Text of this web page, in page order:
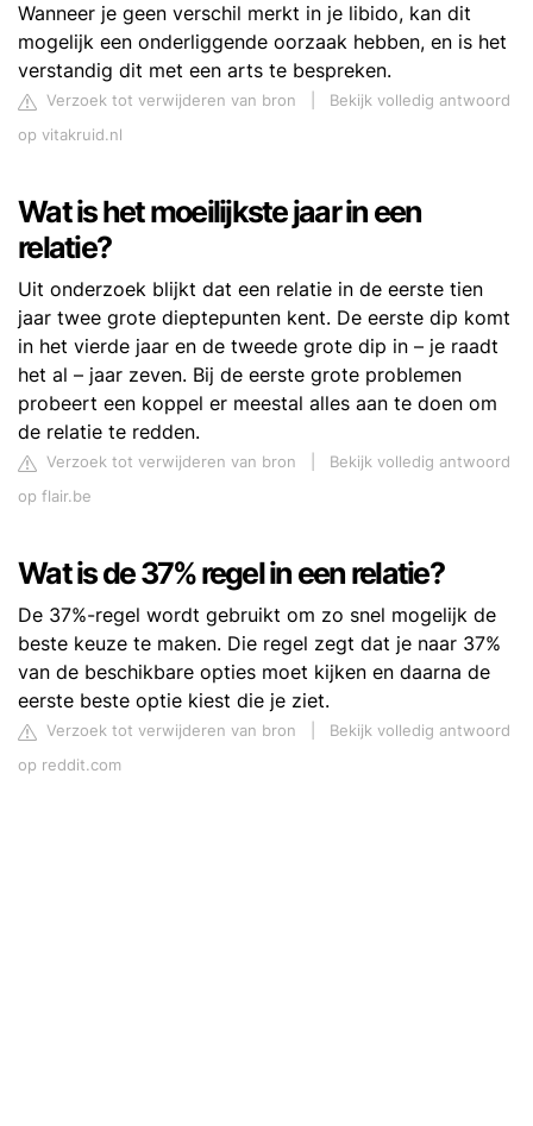
Wanneer je geen verschil merkt in je libido, kan dit
mogelijk een onderliggende oorzaak hebben, en is het
verstandig dit met een arts te bespreken.
Verzoek tot verwijderen van bron
Bekijk volledig antwoord
op vitakruid.nl
Wat is het moeilijkste jaar in een
relatie?
Uit onderzoek blijkt dat een relatie in de eerste tien
jaar twee grote dieptepunten kent. De eerste dip komt
in het vierde jaar en de tweede grote dip in – je raadt
het al – jaar zeven. Bij de eerste grote problemen
probeert een koppel er meestal alles aan te doen om
de relatie te redden.
Verzoek tot verwijderen van bron
Bekijk volledig antwoord
op flair.be
Wat is de 37% regel in een relatie?
De 37%-regel wordt gebruikt om zo snel mogelijk de
beste keuze te maken. Die regel zegt dat je naar 37%
van de beschikbare opties moet kijken en daarna de
eerste beste optie kiest die je ziet.
Verzoek tot verwijderen van bron
Bekijk volledig antwoord
op reddit.com